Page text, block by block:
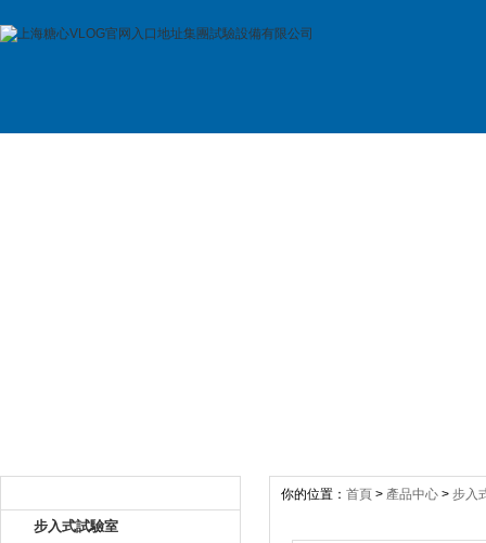
步入式試驗室
你的位置： 首頁 > 產品中心 > 步入